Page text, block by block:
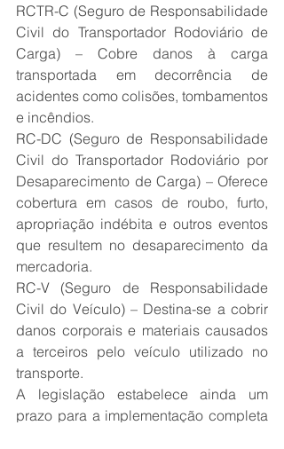
RCTR-C (Seguro de Responsabilidade
Civil do Transportador Rodoviário de
Carga) – Cobre danos à carga
transportada em decorrência de
acidentes como colisões, tombamentos
e incêndios.
RC-DC (Seguro de Responsabilidade
Civil do Transportador Rodoviário por
Desaparecimento de Carga) – Oferece
cobertura em casos de roubo, furto,
apropriação indébita e outros eventos
que resultem no desaparecimento da
mercadoria.
RC-V (Seguro de Responsabilidade
Civil do Veículo) – Destina-se a cobrir
danos corporais e materiais causados
a terceiros pelo veículo utilizado no
transporte.
A legislação estabelece ainda um
prazo para a implementação completa